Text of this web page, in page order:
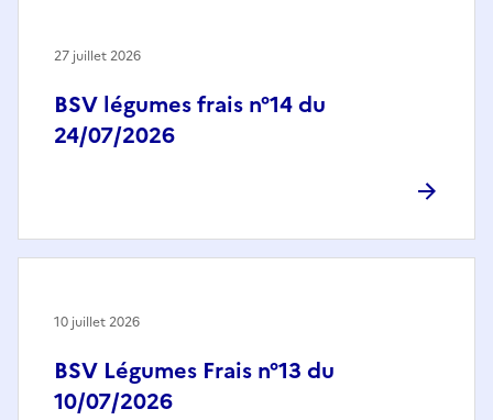
BSV légumes frais n°14 du
24/07/2026
27 juillet 2026
BSV Légumes Frais n°13 du
10/07/2026
10 juillet 2026